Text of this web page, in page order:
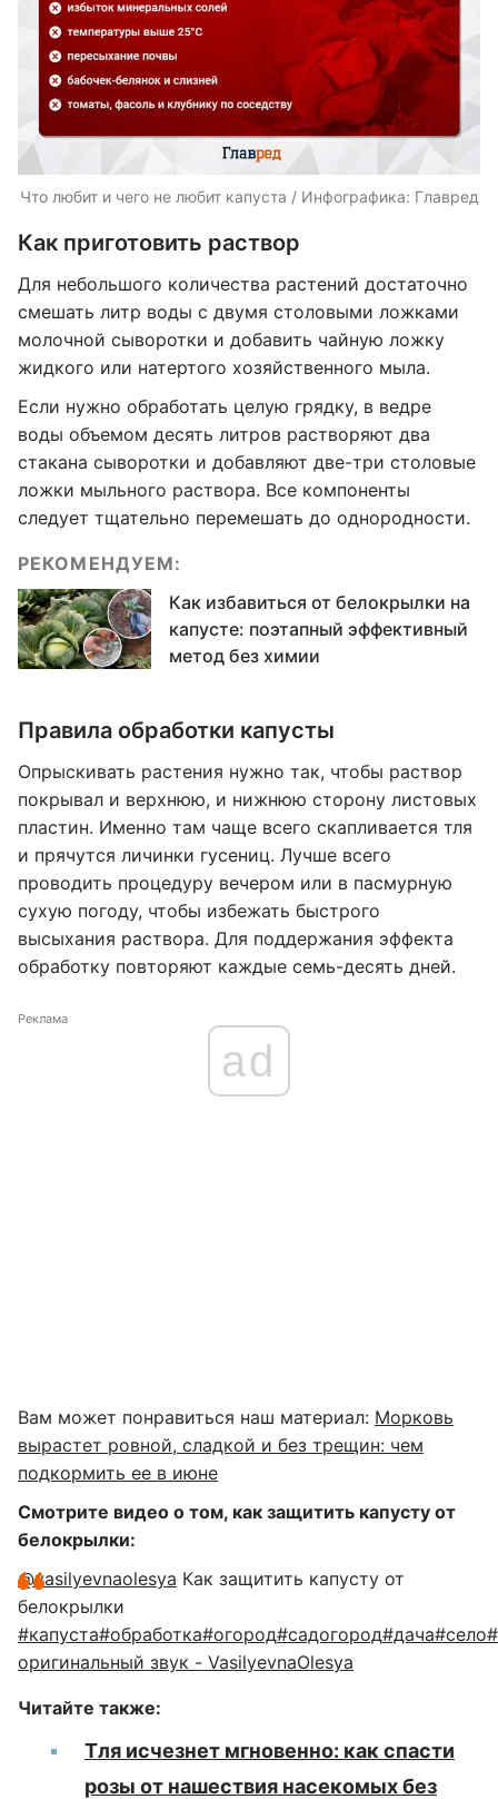
Что любит и чего не любит капуста / Инфографика: Главред
Как приготовить раствор
Для небольшого количества растений достаточно
смешать литр воды с двумя столовыми ложками
молочной сыворотки и добавить чайную ложку
жидкого или натертого хозяйственного мыла.
Если нужно обработать целую грядку, в ведре
воды объемом десять литров растворяют два
стакана сыворотки и добавляют две-три столовые
ложки мыльного раствора. Все компоненты
следует тщательно перемешать до однородности.
РЕКОМЕНДУЕМ:
Как избавиться от белокрылки на
капусте: поэтапный эффективный
метод без химии
Правила обработки капусты
Опрыскивать растения нужно так, чтобы раствор
покрывал и верхнюю, и нижнюю сторону листовых
пластин. Именно там чаще всего скапливается тля
и прячутся личинки гусениц. Лучше всего
проводить процедуру вечером или в пасмурную
сухую погоду, чтобы избежать быстрого
высыхания раствора. Для поддержания эффекта
обработку повторяют каждые семь-десять дней.
Реклама
ad
Вам может понравиться наш материал: Морковь
вырастет ровной, сладкой и без трещин: чем
подкормить ее в июне
Смотрите видео о том, как защитить капусту от
белокрылки:
@vasilyevnaolesya Как защитить капусту от
белокрылки
#капуста#обработка#огород#садогород#дача#село
оригинальный звук - VasilyevnaOlesya
Читайте также:
Тля исчезнет мгновенно: как спасти
розы от нашествия насекомых без